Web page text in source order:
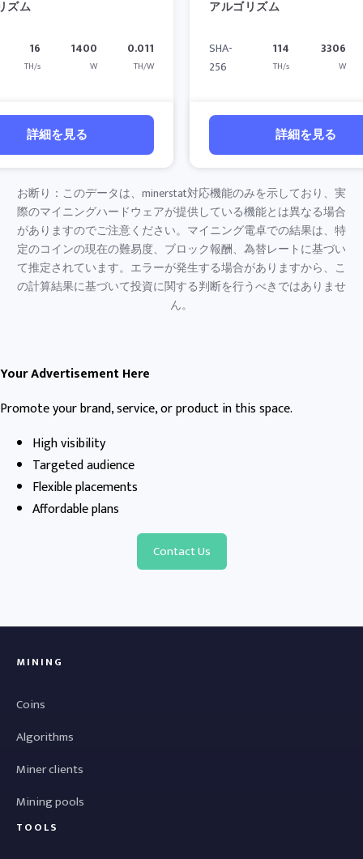
ズム
16
TH/s
1400
W
0.011
TH/W
詳細を見る
アルゴリズム
SHA-
256
114
TH/s
3306
W
詳細を見る
お断り：このデータは、minerstat対応機能のみを示しており、実
際のマイニングハードウェアが提供している機能とは異なる場合
がありますのでご注意ください。マイニング電卓での結果は、特
定のコインの現在の難易度、ブロック報酬、為替レートに基づい
て推定されています。エラーが発生する場合がありますから、こ
の計算結果に基づいて投資に関する判断を行うべきではありませ
ん。
Your Advertisement Here
Promote your brand, service, or product in this space.
High visibility
Targeted audience
Flexible placements
Affordable plans
Contact Us
MINING
Coins
Algorithms
Miner clients
Mining pools
TOOLS